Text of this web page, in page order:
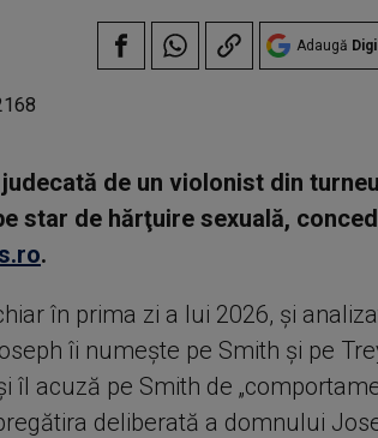
Adaugă
de un violonist din
star de hărţuire sexuală,
.
în prima zi a lui 2026, şi
îi numeşte pe Smith şi pe
îl acuză pe Smith de
deliberată a domnului